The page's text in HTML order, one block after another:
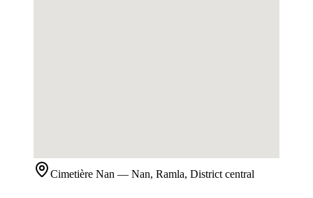
Cimetière Nan — Nan, Ramla, District central